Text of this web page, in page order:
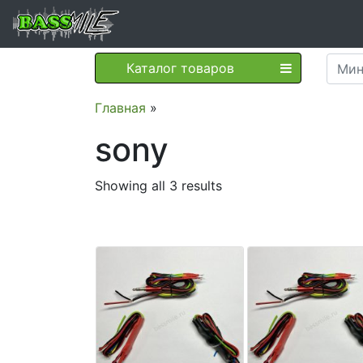
Каталог товаров
Главная »
sony
Showing all 3 results